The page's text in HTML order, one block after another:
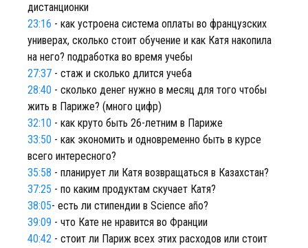
дистанционки
23:16 - как устроена система оплаты во французских
универах, сколько стоит обучение и как Катя накопила
на него? подработка во время учебы
27:37 - стаж и сколько длится учеба
28:40 - сколько денег нужно в месяц для того чтобы
жить в Париже? (много цифр)
32:10 - как круто быть 26-летним в Париже
33:50 - как экономить и одновременно быть в курсе
всего интересного?
35:58 - планирует ли Катя возвращаться в Казахстан?
37:25 - по каким продуктам скучает Катя?
38:05- есть ли стипендии в Science año?
39:09 - что Кате не нравится во Франции
40:42 - стоит ли Париж всех этих расходов или стоит